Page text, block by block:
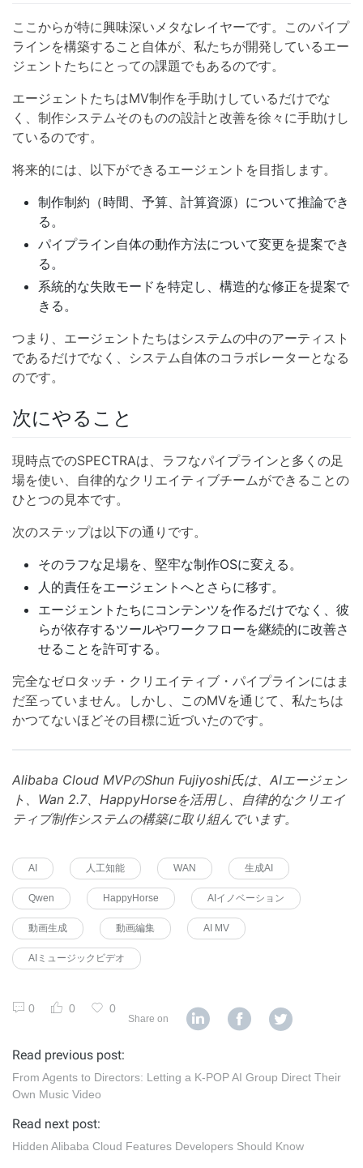
ここからが特に興味深いメタなレイヤーです。このパイプ
ラインを構築すること自体が、私たちが開発しているエー
ジェントたちにとっての課題でもあるのです。
エージェントたちはMV制作を手助けしているだけでな
く、制作システムそのものの設計と改善を徐々に手助けし
ているのです。
将来的には、以下ができるエージェントを目指します。
制作制約（時間、予算、計算資源）について推論でき
る。
パイプライン自体の動作方法について変更を提案でき
る。
系統的な失敗モードを特定し、構造的な修正を提案で
きる。
つまり、エージェントたちはシステムの中のアーティスト
であるだけでなく、システム自体のコラボレーターとなる
のです。
次にやること
現時点でのSPECTRAは、ラフなパイプラインと多くの足
場を使い、自律的なクリエイティブチームができることの
ひとつの見本です。
次のステップは以下の通りです。
そのラフな足場を、堅牢な制作OSに変える。
人的責任をエージェントへとさらに移す。
エージェントたちにコンテンツを作るだけでなく、彼
らが依存するツールやワークフローを継続的に改善さ
せることを許可する。
完全なゼロタッチ・クリエイティブ・パイプラインにはま
だ至っていません。しかし、このMVを通じて、私たちは
かつてないほどその目標に近づいたのです。
Alibaba Cloud MVPのShun Fujiyoshi氏は、AIエージェン
ト、Wan 2.7、HappyHorseを活用し、自律的なクリエイ
ティブ制作システムの構築に取り組んでいます。
AI 人工知能 WAN 生成AI
Qwen HappyHorse AIイノベーション
動画生成 動画編集 AI MV
AIミュージックビデオ
0 0 0
Share on
Read previous post:
From Agents to Directors: Letting a K‑POP AI Group Direct Their
Own Music Video
Read next post:
Hidden Alibaba Cloud Features Developers Should Know